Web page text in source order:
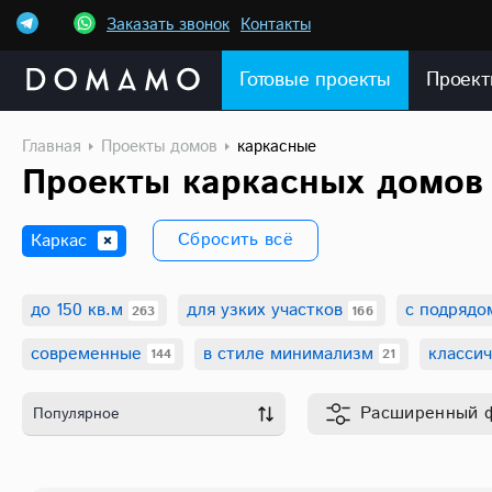
Заказать звонок Контакты
Готовые проекты
Главная Проекты домов каркасные
Проекты каркасных домов
Каркас Сбросить всё
до 150 кв.м 263 для узких участков 166 с
современные 144 в стиле минимализм 21
Другие характеристики 6x6 7 6x8
Популярное Расширенный